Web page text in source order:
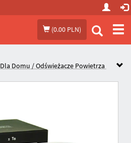
(0.00 PLN)
Dla Domu / Odświeżacze Powietrza